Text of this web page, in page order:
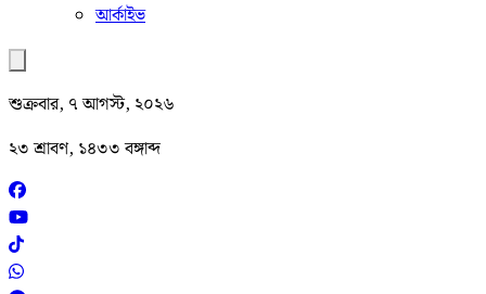
আর্কাইভ
শুক্রবার, ৭ আগস্ট, ২০২৬
২৩ শ্রাবণ, ১৪৩৩ বঙ্গাব্দ